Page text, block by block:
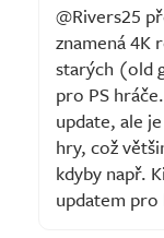
@Rivers25
znamená 4K
starých (old
pro PS
update, ale
hry, což
kdyby např.
updatem pro